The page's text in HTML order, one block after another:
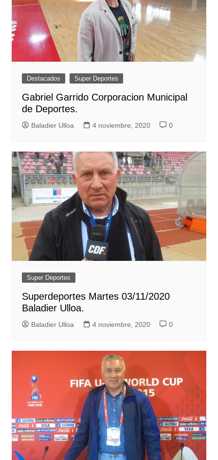
Destacados Super Deportes
Gabriel Garrido Corporacion Municipal
de Deportes.
Baladier Ulloa 4 noviembre, 2020 0
Super Deportes
Superdeportes Martes 03/11/2020
Baladier Ulloa.
Baladier Ulloa 4 noviembre, 2020 0